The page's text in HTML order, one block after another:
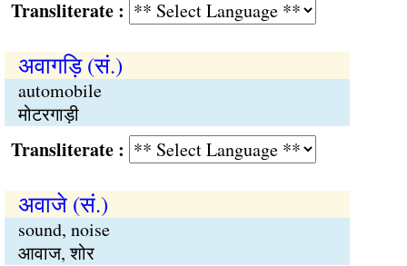
:
अवागड़ि (सं.)
automobile
मोटरगाड़ी
:
अवाजे (सं.)
sound, noise
आवाज, शोर